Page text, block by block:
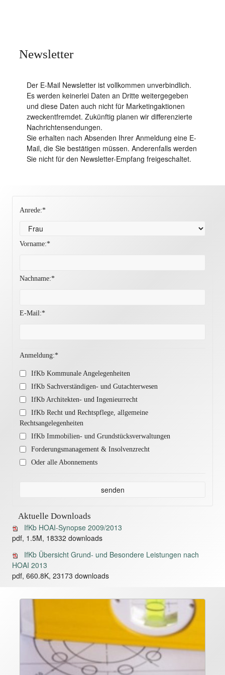
Newsletter
Der E-Mail Newsletter ist vollkommen unverbindlich.
Es werden keinerlei Daten an Dritte weitergegeben
und diese Daten auch nicht für Marketingaktionen
zweckentfremdet. Zukünftig planen wir differenzierte
Nachrichtensendungen.
Sie erhalten nach Absenden Ihrer Anmeldung eine E-
Mail, die Sie bestätigen müssen. Anderenfalls werden
Sie nicht für den Newsletter-Empfang freigeschaltet.
Anrede:*
Vorname:*
Nachname:*
E-Mail:*
Anmeldung:*
IfKb Kommunale Angelegenheiten
IfKb Sachverständigen- und Gutachterwesen
IfKb Architekten- und Ingenieurrecht
IfKb Recht und Rechtspflege, allgemeine
Rechtsangelegenheiten
IfKb Immobilien- und Grundstücksverwaltungen
Forderungsmanagement & Insolvenzrecht
Oder alle Abonnements
senden
Aktuelle Downloads
IfKb HOAI-Synopse 2009/2013
pdf, 1.5M, 18332 downloads
IfKb Übersicht Grund- und Besondere Leistungen nach
HOAI 2013
pdf, 660.8K, 23173 downloads